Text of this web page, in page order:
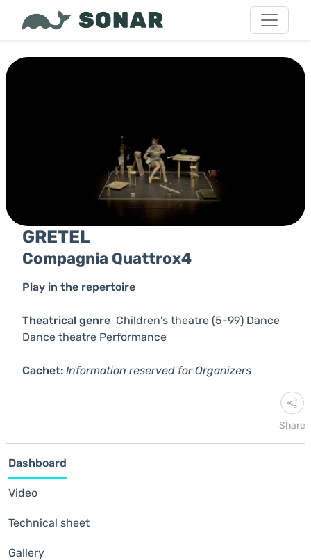
GRETEL
Compagnia Quattrox4
Play in the repertoire
Theatrical genre Children's theatre (5-99) Dance
Dance theatre Performance
Cachet: Information reserved for Organizers
Share
Dashboard
Video
Technical sheet
Gallery